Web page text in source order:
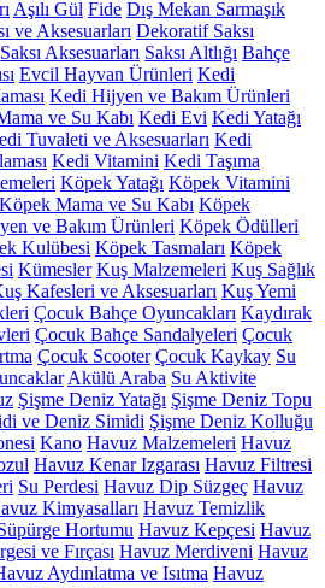
Aşılı Gül Fide Dış Mekan Sarmaşık
ve Aksesuarları Dekoratif Saksı
Saksı Aksesuarları Saksı Altlığı Bahçe
Evcil Hayvan Ürünleri Kedi
Kedi Hijyen ve Bakım Ürünleri
ve Su Kabı Kedi Evi Kedi Yatağı
Tuvaleti ve Aksesuarları Kedi
Kedi Vitamini Kedi Taşıma
Köpek Yatağı Köpek Vitamini
Köpek Mama ve Su Kabı Köpek
ve Bakım Ürünleri Köpek Ödülleri
Kulübesi Köpek Tasmaları Köpek
Kümesler Kuş Malzemeleri Kuş Sağlık
Kafesleri ve Aksesuarları Kuş Yemi
Çocuk Bahçe Oyuncakları Kaydırak
Çocuk Bahçe Sandalyeleri Çocuk
Çocuk Scooter Çocuk Kaykay Su
Akülü Araba Su Aktivite
Şişme Deniz Yatağı Şişme Deniz Topu
ve Deniz Simidi Şişme Deniz Kolluğu
Kano Havuz Malzemeleri Havuz
Havuz Kenar Izgarası Havuz Filtresi
Su Perdesi Havuz Dip Süzgeç Havuz
Kimyasalları Havuz Temizlik
Hortumu Havuz Kepçesi Havuz
ve Fırçası Havuz Merdiveni Havuz
Aydınlatma ve Isıtma Havuz